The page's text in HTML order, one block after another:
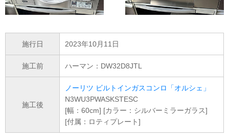
施行日 2023年10月11日
施工前 ハーマン：DW32D8JTL
施工後
ノーリツ ビルトインガスコンロ「オルシェ」
N3WU3PWASKSTESC
[幅：60cm] [カラー：シルバーミラーガラス]
[付属：ロティプレート]